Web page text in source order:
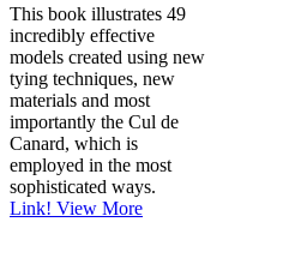
This book illustrates 49
incredibly effective
models created using new
tying techniques, new
materials and most
importantly the Cul de
Canard, which is
employed in the most
sophisticated ways.
Link! View More